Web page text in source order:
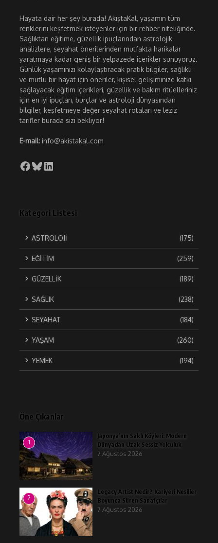
Hayata dair her şey burada! AkıştaKal, yaşamın tüm
renklerini keşfetmek isteyenler için bir rehber niteliğinde.
Sağlıktan eğitime, güzellik ipuçlarından astrolojik
analizlere, seyahat önerilerinden mutfakta harikalar
yaratmaya kadar geniş bir yelpazede içerikler sunuyoruz.
Günlük yaşamınızı kolaylaştıracak pratik bilgiler, sağlıklı
ve mutlu bir hayat için öneriler, kişisel gelişiminize katkı
sağlayacak eğitim içerikleri, güzellik ve bakım ritüelleriniz
için en iyi ipuçları, burçlar ve astroloji dünyasından
bilgiler, keşfetmeye değer seyahat rotaları ve leziz
tarifler burada sizi bekliyor!
E-mail: info@akistakal.com
Facebook
Bluesky
LinkedIn
Kategori Listesi
ASTROLOJİ (175)
EĞİTİM (259)
GÜZELLİK (189)
SAĞLIK (238)
SEYAHAT (184)
YAŞAM (260)
YEMEK (194)
Öne Çıkanlar
1
Japonya’nın Saklı Köyleri: Modern
Dünyadan Uzak Sessiz Yolculuk
7 Ağustos 2026
2
Legacy Artist Nedir? Kariyeri Nesiller
Boyunca Süren Sanatçılar
7 Ağustos 2026